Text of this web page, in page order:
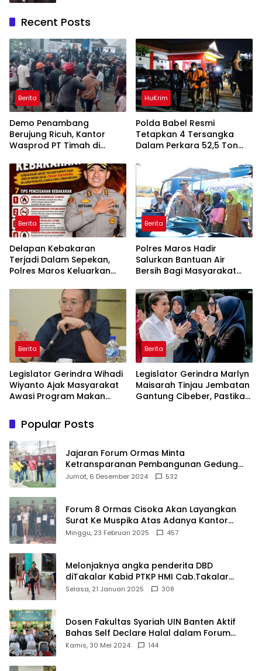
Recent Posts
Berita
Demo Penambang
Berujung Ricuh, Kantor
Wasprod PT Timah di
HuKrim
Polda Babel Resmi
Tetapkan 4 Tersangka
Dalam Perkara 52,5 Ton
Belitung
Berita
Delapan Kebakaran
Terjadi Dalam Sepekan,
Polres Maros Keluarkan
Masyarakat
Berita
Polres Maros Hadir
Salurkan Bantuan Air
Bersih Bagi Masyarakat
Di Maros
Berita
Legislator Gerindra Wihadi
Wiyanto Ajak Masyarakat
Awasi Program Makan
Sasaran
Berita
Legislator Gerindra Marlyn
Maisarah Tinjau Jembatan
Gantung Cibeber, Pastikan
Popular Posts
Jajaran Forum Ormas Minta
Ketransparanan Pembangunan Gedung
Damkar Di Kecamatan Cisoka
Jumat, 6 Desember 2024 532
Forum 8 Ormas Cisoka Akan Layangkan
Surat Ke Muspika Atas Adanya Kantor
Matel di Cisoka
Minggu, 23 Februari 2025 457
Melonjaknya angka penderita DBD
diTakalar Kabid PTKP HMI Cab.Takalar
angkat bicara
Selasa, 21 Januari 2025 308
Dosen Fakultas Syariah UIN Banten Aktif
Bahas Self Declare Halal dalam Forum
Ijtima Ulama MUI
Kamis, 30 Mei 2024 144